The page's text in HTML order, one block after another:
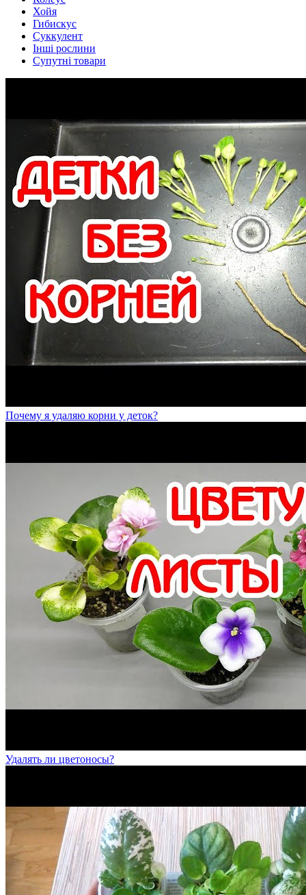
Хойя
Гибискус
Суккулент
Інші рослини
Супутні товари
Почему я удаляю корни у деток?
Удалять ли цветоносы?